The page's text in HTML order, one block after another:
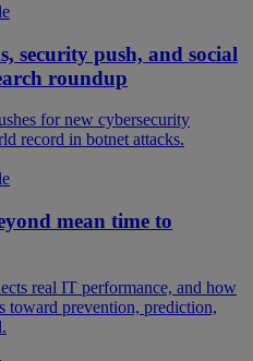
security push, and social
roundup
for new cybersecurity
record in botnet attacks.
mean time to
real IT performance, and how
toward prevention, prediction,